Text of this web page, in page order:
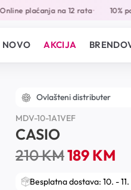
plaćanja na 12 rata• 10%
NOVO AKCIJA
Ovlašteni distributer
MDV-10-1A1VEF
CASIO
210KM189KM
Besplatna dostava: 10. -